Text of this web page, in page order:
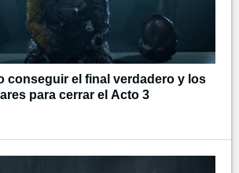
conseguir el final verdadero y los
para cerrar el Acto 3